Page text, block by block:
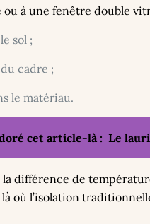
à une fenêtre double
sol ;
cadre ;
le matériau.
cet article-là : Le
la différence de
où l’isolation